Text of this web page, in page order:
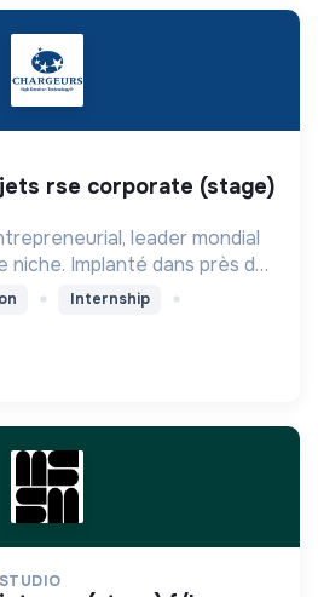
leader mondial
niche. Implanté dans près de
autour de deux pôles
industrielles et luxe
Internship